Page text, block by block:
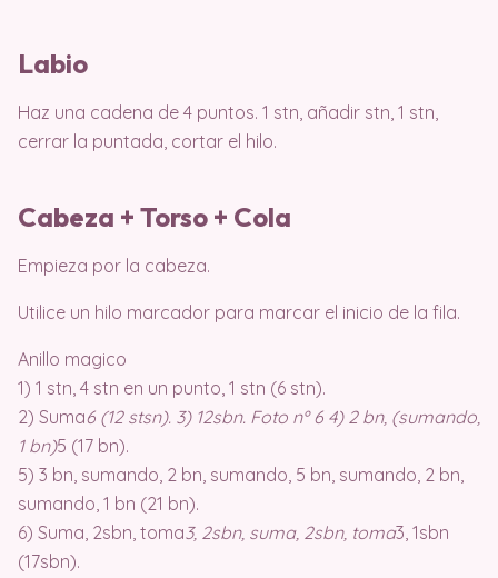
Labio
Haz una cadena de 4 puntos. 1 stn, añadir stn, 1 stn,
cerrar la puntada, cortar el hilo.
Cabeza + Torso + Cola
Empieza por la cabeza.
Utilice un hilo marcador para marcar el inicio de la fila.
Anillo magico
1) 1 stn, 4 stn en un punto, 1 stn (6 stn).
2) Suma6 (12 stsn). 3) 12sbn. Foto nº 6 4) 2 bn, (sumando,
1 bn)5 (17 bn).
5) 3 bn, sumando, 2 bn, sumando, 5 bn, sumando, 2 bn,
sumando, 1 bn (21 bn).
6) Suma, 2sbn, toma3, 2sbn, suma, 2sbn, toma3, 1sbn
(17sbn).